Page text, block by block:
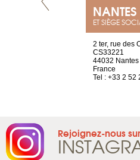
NANTES
ET SIÈGE
2 ter, rue des
CS33221
44032
France
Tel : +33 2 52
Rejoignez-nous sur